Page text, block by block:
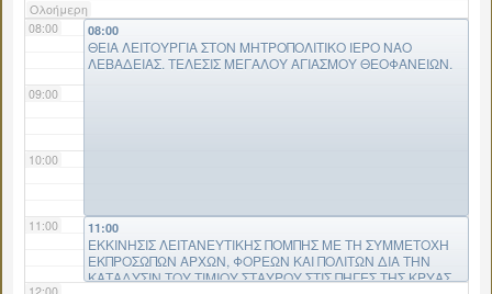
Ολοήμερη
08:00
09:00
10:00
11:00
08:00
ΘΕΙΑ ΛΕΙΤΟΥΡΓΙΑ ΣΤΟΝ ΜΗΤΡΟΠΟΛΙΤΙΚΟ ΙΕΡΟ ΝΑΟ
ΛΕΒΑΔΕΙΑΣ. ΤΕΛΕΣΙΣ ΜΕΓΑΛΟΥ ΑΓΙΑΣΜΟΥ ΘΕΟΦΑΝΕΙΩΝ.
11:00
ΕΚΚΙΝΗΣΙΣ ΛΕΙΤΑΝΕΥΤΙΚΗΣ ΠΟΜΠΗΣ ΜΕ ΤΗ ΣΥΜΜΕΤΟΧΗ
ΕΚΠΡΟΣΩΠΩΝ ΑΡΧΩΝ, ΦΟΡΕΩΝ ΚΑΙ ΠΟΛΙΤΩΝ ΔΙΑ ΤΗΝ
ΚΑΤΑΔΥΣΙΝ ΤΟΥ ΤΙΜΙΟΥ ΣΤΑΥΡΟΥ ΣΤΙΣ ΠΗΓΕΣ ΤΗΣ ΚΡΥΑΣ